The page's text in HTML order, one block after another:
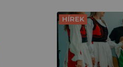
HÍREK